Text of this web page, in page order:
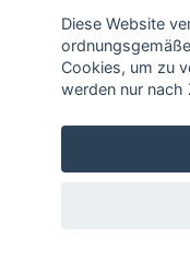
Diese Website
Cookies, um zu
werden nur